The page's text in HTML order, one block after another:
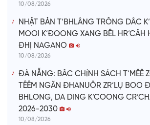
10/08/2026
NHẬT BẢN T’BHLÂNG TRÔNG DÂC
MOOI K’ĐOONG XANG BÊL HR’CÂH
ĐHỊ NAGANO
10/08/2026
ĐÀ NẴNG: BÂC CHÍNH SÁCH T’MÊÊ
TÊÊM NGĂN ĐHANUÔR ZR’LỤ BOO
BHLONG, DA DING K’COONG
2026-2030
10/08/2026